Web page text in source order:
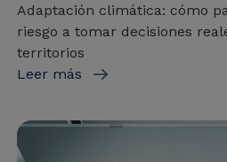
Adaptación climática: cómo
riesgo a tomar decisiones
territorios
Leer más